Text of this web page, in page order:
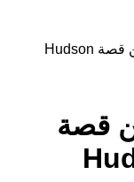
عطر هادسون أمورا من قصة Hudson
قصة